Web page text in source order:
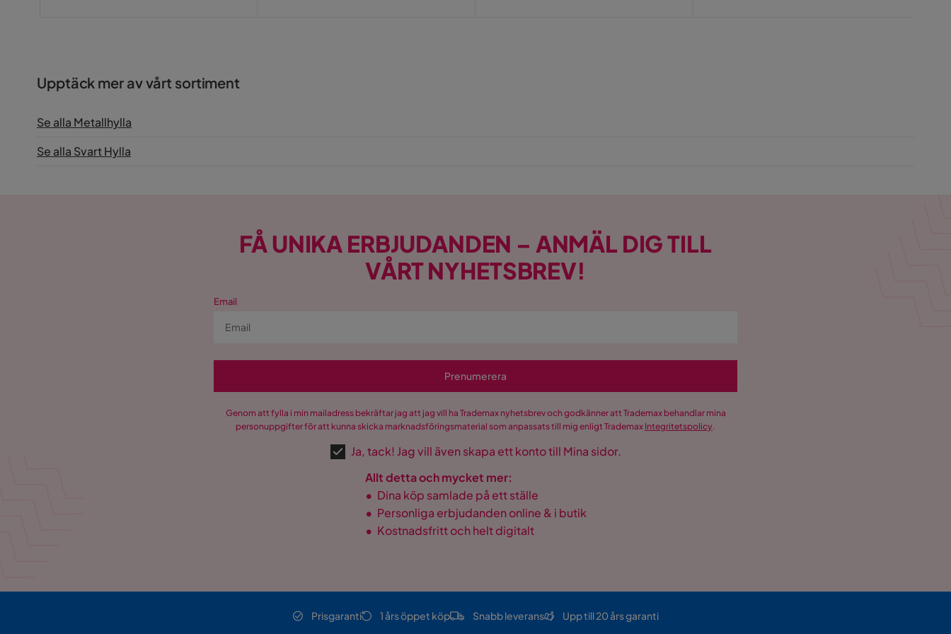
Upptäck mer av vårt sortiment
Se alla Metallhylla
Se alla Svart Hylla
FÅ UNIKA ERBJUDANDEN – ANMÄL DIG TILL
VÅRT NYHETSBREV!
Email
Prenumerera
Genom att fylla i min mailadress bekräftar jag att jag vill ha Trademax nyhetsbrev och godkänner att Trademax behandlar mina
personuppgifter för att kunna skicka marknadsföringsmaterial som anpassats till mig enligt Trademax Integritetspolicy.
Ja, tack! Jag vill även skapa ett konto till Mina sidor.
Allt detta och mycket mer:
• Dina köp samlade på ett ställe
• Personliga erbjudanden online & i butik
• Kostnadsfritt och helt digitalt
Prisgaranti 1 års öppet köp Snabb leverans Upp till 20 års garanti